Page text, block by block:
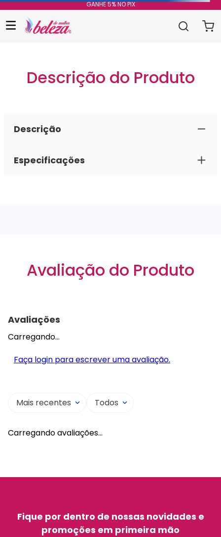
GANHE 5% NO PIX
Descrição do Produto
Descrição
Especificações
Avaliação do Produto
Avaliações
Carregando…
Faça login para escrever uma avaliação.
Mais recentes Todos
Carregando avaliações…
Fique por dentro de nossas novidades e
promoções em primeira mão